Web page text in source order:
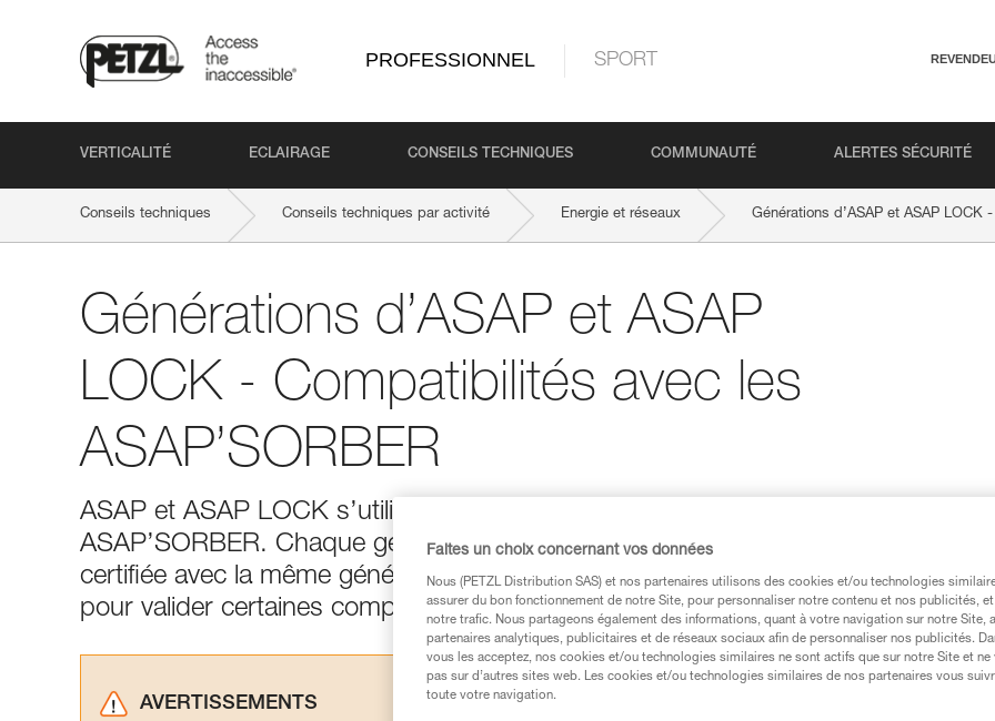
PROFESSIONNEL SPORT
VERTICALITÉ ECLAIRAGE CONSEILS TECHNIQUES COMMUNAUTÉ ALERTES SÉCURITÉ
Conseils techniques Conseils techniques par activité Energie et réseaux Générations d’ASAP et ASAP LOCK
Générations d’ASAP et ASAP
LOCK - Compatibilités avec les
ASAP’SORBER
ASAP et ASAP LOCK s’utilisent généralement avec un absorbeur d’énergie
ASAP’SORBER. Chaque génération d’ASAP ou ASAP LOCK est compatible et
certifiée avec la même génération d’ASAP’SORBER. Des tests ont été conduits
pour valider certaines compatibilités croisées entre générations.
AVERTISSEMENTS
Faites un choix concernant vos données
Nous (PETZL Distribution SAS) et nos partenaires utilisons des cookies et/ou technologies
assurer du bon fonctionnement de notre Site, pour personnaliser notre contenu et nos publicités,
notre trafic. Nous partageons également des informations, quant à votre navigation sur notre Site,
partenaires analytiques, publicitaires et de réseaux sociaux afin de personnaliser nos publicités.
vous les acceptez, nos cookies et/ou technologies similaires ne sont actifs que sur notre Site et ne
pas sur d’autres sites web. Les cookies et/ou technologies similaires de nos partenaires vous
toute votre navigation.